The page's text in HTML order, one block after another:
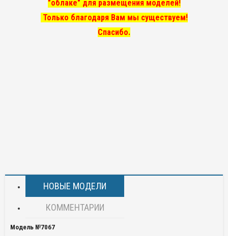
"облаке" для размещения моделей!
Только благодаря Вам мы существуем!
Спасибо.
НОВЫЕ МОДЕЛИ
КОММЕНТАРИИ
Модель №7067